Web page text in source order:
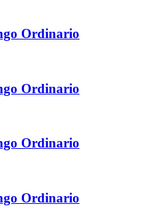
Ordinario
Ordinario
Ordinario
Ordinario